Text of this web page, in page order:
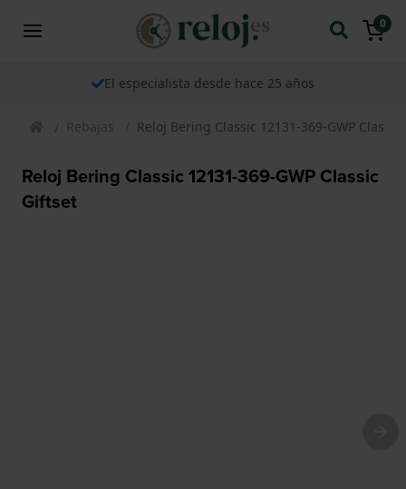
0
El especialista desde hace 25 años
Rebajas Reloj Bering Classic 12131-369-GWP
Reloj Bering Classic 12131-369-GWP Classic
Giftset